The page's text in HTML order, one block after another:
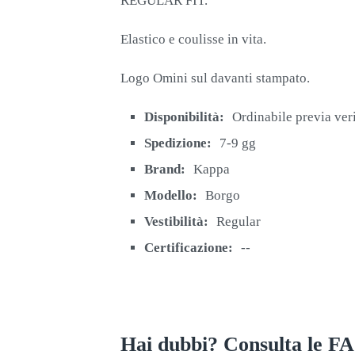
Elastico e coulisse in vita.
Logo Omini sul davanti stampato.
Disponibilità:
Ordinabile previa
Spedizione:
7-9 gg
Brand:
Kappa
Modello:
Borgo
Vestibilità:
Regular
Certificazione:
--
Hai dubbi? Consulta le